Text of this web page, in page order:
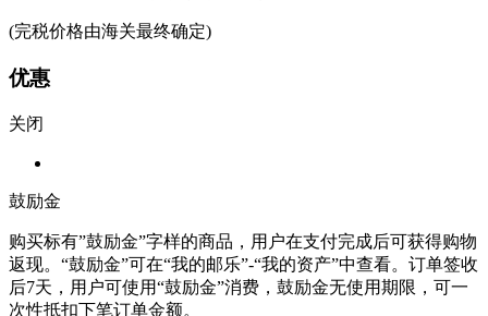
(完税价格由海关最终确定)
优惠
关闭
鼓励金
购买标有”鼓励金”字样的商品，用户在支付完成后可获得购物
返现。“鼓励金”可在“我的邮乐”-“我的资产”中查看。订单签收
后7天，用户可使用“鼓励金”消费，鼓励金无使用期限，可一
次性抵扣下笔订单金额。